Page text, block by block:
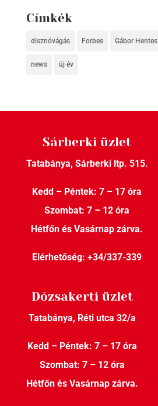
Címkék
disznóvágás Forbes Gábor Hentes
news új év
Sárberki üzlet
Tatabánya, Sárberki ltp. 515.
Kedd – Péntek: 7 – 17 óra
Szombat: 7 – 12 óra
Hétfőn és Vasárnap zárva.
Elérhetőség:+34/337-339
Dózsakerti üzlet
Tatabánya, Réti utca 32/a
Kedd – Péntek: 7 – 17 óra
Szombat: 7 – 12 óra
Hétfőn és Vasárnap zárva.